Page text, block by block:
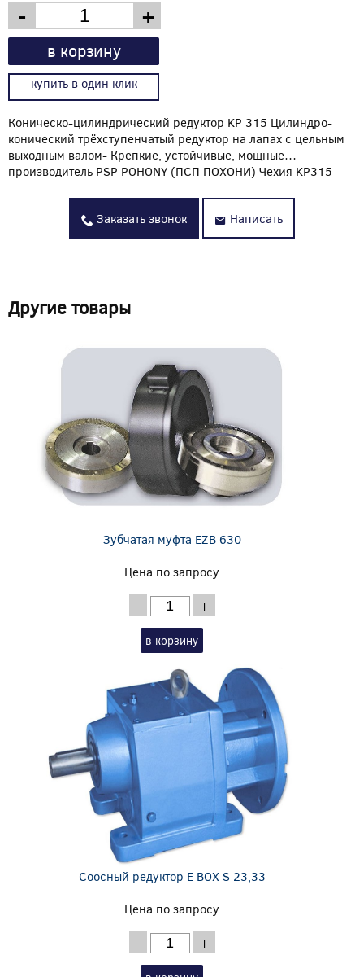
- +
в корзину
купить в один клик
Коническо-цилиндрический редуктор KP 315 Цилиндрo-
конический трёхступенчатый редуктор на лапах с цельным
выходным валом- Крепкие, устойчивые, мощные…
производитель PSP POHONY (ПСП ПОХОНИ) Чехия KP315
Заказать звонок Написать
Другие товары
Зубчатая муфта EZB 630
Цена по запросу
- +
в корзину
Соосный редуктор E BOX S 23,33
Цена по запросу
- +